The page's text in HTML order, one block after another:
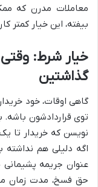
معاملات مدرن که
بیفته، این خیار کمتر
خیار شرط:
گذاشتین
گاهی اوقات، خود
توی قراردادشون باشه.
نویسن که خریدار تا
اگه دلیلی هم نداشته
عنوان جریمه
حق فسخ، مدت زمان